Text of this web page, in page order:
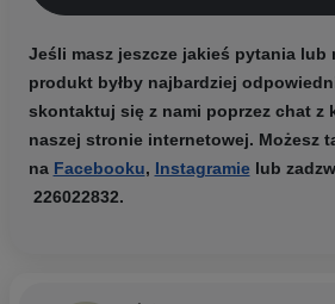
Jeśli masz jeszcze jakieś pytania lub
produkt byłby najbardziej
skontaktuj się z nami poprzez chat z
naszej stronie internetowej. Możesz
na Facebooku, Instagramielub
226022832.